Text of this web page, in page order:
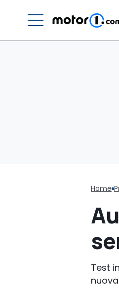
Home
Test